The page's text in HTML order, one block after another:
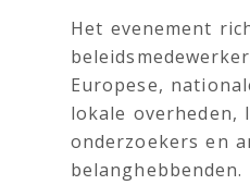
Het evenement
Europese,
lokale overheden,
onderzoekers en
belanghebbenden.